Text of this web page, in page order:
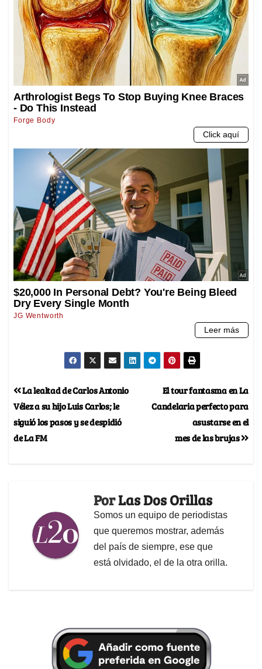
El tour fantasma en La
Candelaria perfecto para
asustarse en el
mes de las brujas
La lealtad de Carlos Antonio
Vélez a su hijo Luis Carlos; le
siguió los pasos y se despidió
de La FM
PorLas Dos Orillas
Somos un equipo de periodistas
que queremos mostrar, además
del país de siempre, ese que
está olvidado, el de la otra orilla.